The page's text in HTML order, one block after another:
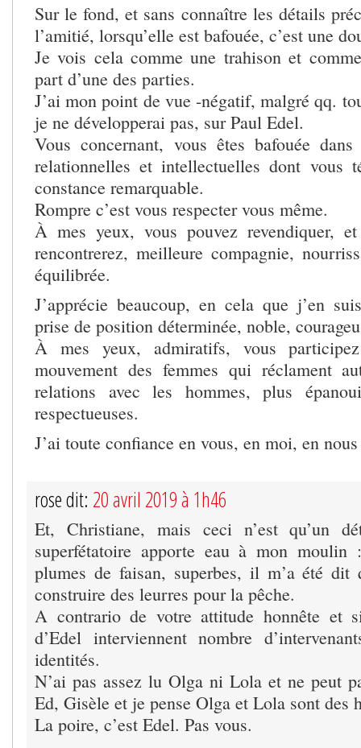
Sur le fond, et sans connaître les détails
l’amitié, lorsqu’elle est bafouée, c’est une
Je vois cela comme une trahison et
part d’une des parties.
J’ai mon point de vue -négatif, malgré qq.
je ne développerai pas, sur Paul Edel.
Vous concernant, vous êtes bafouée
relationnelles et intellectuelles dont vous
constance remarquable.
Rompre c’est vous respecter vous même.
À mes yeux, vous pouvez revendiquer,
rencontrerez, meilleure compagnie,
équilibrée.
J’apprécie beaucoup, en cela que j’en
prise de position déterminée, noble,
À mes yeux, admiratifs, vous
mouvement des femmes qui réclament
relations avec les hommes, plus
respectueuses.
J’ai toute confiance en vous, en moi, en
rose dit: 20 avril 2019 à 1h46
Et, Christiane, mais ceci n’est qu’un
superfétatoire apporte eau à mon moulin
plumes de faisan, superbes, il m’a été dit
construire des leurres pour la pêche.
A contrario de votre attitude honnête et
d’Edel interviennent nombre
identités.
N’ai pas assez lu Olga ni Lola et ne peut
Ed, Gisèle et je pense Olga et Lola sont des
La poire, c’est Edel. Pas vous.